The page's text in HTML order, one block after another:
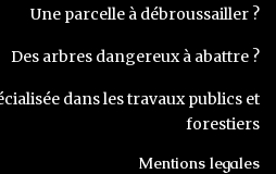
Une parcelle à débroussailler ?
Des arbres dangereux à abattre ?
dans les travaux publics et
forestiers
Mentions legales